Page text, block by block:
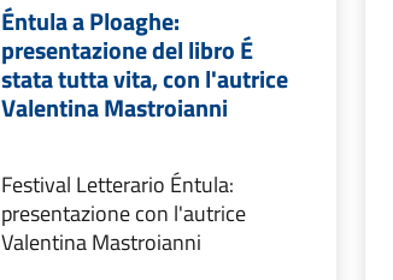
Éntula a Ploaghe:
presentazione del libro É
stata tutta vita, con l'autrice
Valentina Mastroianni
Festival Letterario Éntula:
presentazione con l'autrice
Valentina Mastroianni